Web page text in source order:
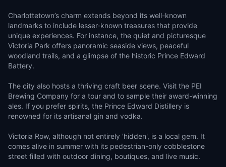
Charlottetown’s charm extends beyond its well-known
landmarks to include lesser-known treasures that provide
unique experiences. For instance, the quiet and picturesque
Victoria Park offers panoramic seaside views, peaceful
woodland trails, and a glimpse of the historic Prince Edward
Battery.
The city also hosts a thriving craft beer scene. Visit the PEI
Brewing Company for a tour and to sample their award-winning
ales. If you prefer spirits, the Prince Edward Distillery is
renowned for its artisanal gin and vodka.
Victoria Row, although not entirely 'hidden', is a local gem. It
comes alive in summer with its pedestrian-only cobblestone
street filled with outdoor dining, boutiques, and live music.